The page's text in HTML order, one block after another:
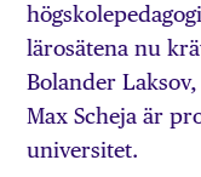
lärosätena nu
Bolander
Max Scheja är
universitet.